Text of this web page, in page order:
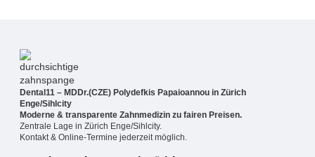
Dental11 – MDDr.(CZE) Polydefkis Papaioannou in Zürich
Enge/Sihlcity
Moderne & transparente Zahnmedizin zu fairen Preisen.
Zentrale Lage in Zürich Enge/Sihlcity.
Kontakt & Online-Termine jederzeit möglich.